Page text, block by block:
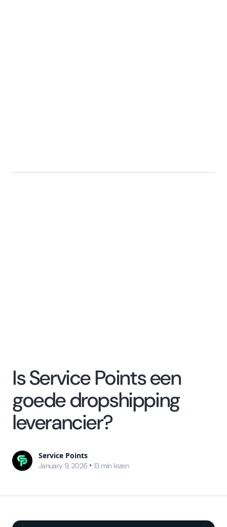
Is Service Points een
goede dropshipping
leverancier?
Service Points
January 9, 2026 • 13 min lezen